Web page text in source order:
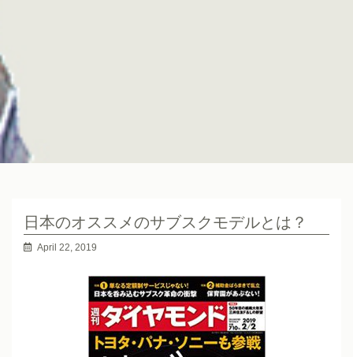
日本のオススメのサブスクモデルとは？
April 22, 2019